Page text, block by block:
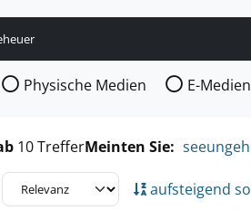
die Medienart nach der Sie
Physische Medien E-Medien
10 TrefferMeinten Sie:
aufsteigend